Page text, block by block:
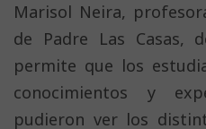
Marisol Neira,
de Padre Las Casas,
permite que los
conocimientos y
pudieron ver los